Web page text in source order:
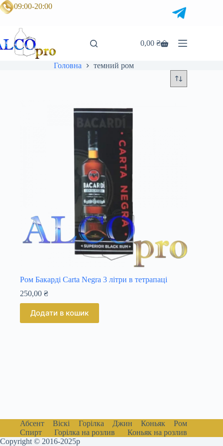
Перейти
до
09:00-20:00
Кошик
0,00₴
Головна темний ром
Ром Бакарді Carta Negra 3 літри в тетрапаці
250,00 ₴
Додати в кошик
Абсент Віскі Горілка Джин Коньяк
Ром
Спирт
Горілка на розлив
Коньяк на розлив
Copyright © 2016-2025р